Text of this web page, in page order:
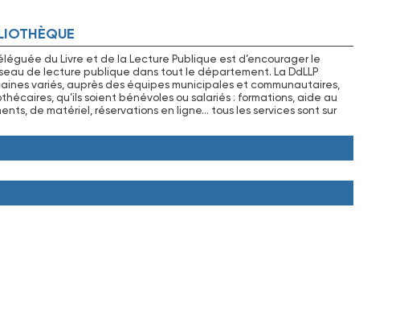
du Livre et de la Lecture Publique est d’encourager le
de lecture publique dans tout le département. La DdLLP
variés, auprès des équipes municipales et communautaires,
qu’ils soient bénévoles ou salariés : formations, aide au
de matériel, réservations en ligne… tous les services sont sur